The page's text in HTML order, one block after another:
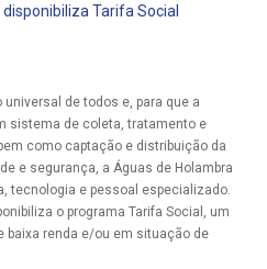
Tarifa Social
de todos e, para que a
sistema de coleta, tratamento e
como captação e distribuição da
e segurança, a Águas de Holambra
tecnologia e pessoal especializado.
o programa Tarifa Social, um
baixa renda e/ou em situação de